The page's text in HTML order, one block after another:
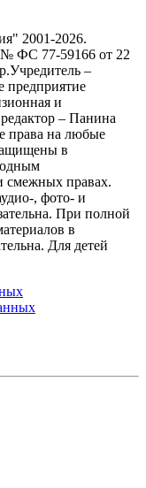
2001-2026.
ФС 77-59166 от 22
–
предприятие
и
– Панина
права на любые
в
смежных правах.
, фото- и
При полной
в
Для детей